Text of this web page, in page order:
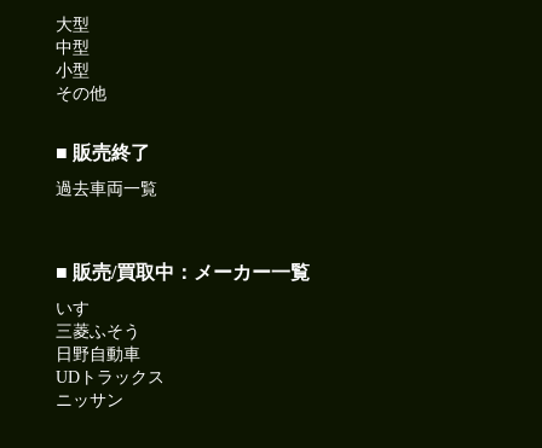
大型
中型
小型
その他
■ 販売終了
過去車両一覧
■ 販売/買取中：メーカー一覧
いすゞ
三菱ふそう
日野自動車
UDトラックス
ニッサン